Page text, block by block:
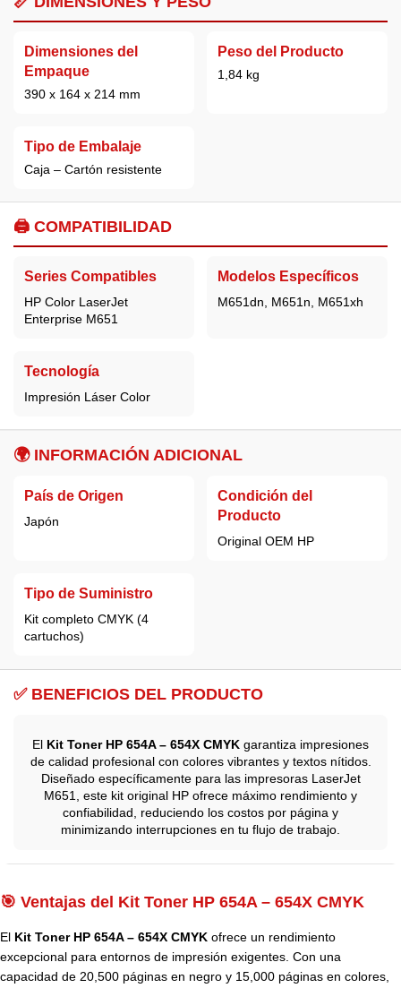
Dimensiones del
Empaque
390 x 164 x 214 mm
Peso del Producto
1,84 kg
Tipo de Embalaje
Caja – Cartón resistente
🖨️ COMPATIBILIDAD
Series Compatibles
HP Color LaserJet
Enterprise M651
Modelos Específicos
M651dn, M651n, M651xh
Tecnología
Impresión Láser Color
🌍 INFORMACIÓN ADICIONAL
País de Origen
Japón
Condición del
Producto
Original OEM HP
Tipo de Suministro
Kit completo CMYK (4
cartuchos)
✅ BENEFICIOS DEL PRODUCTO
El Kit Toner HP 654A – 654X CMYK garantiza impresiones
de calidad profesional con colores vibrantes y textos nítidos.
Diseñado específicamente para las impresoras LaserJet
M651, este kit original HP ofrece máximo rendimiento y
confiabilidad, reduciendo los costos por página y
minimizando interrupciones en tu flujo de trabajo.
🎯 Ventajas del Kit Toner HP 654A – 654X CMYK
El Kit Toner HP 654A – 654X CMYK ofrece un rendimiento
excepcional para entornos de impresión exigentes. Con una
capacidad de 20,500 páginas en negro y 15,000 páginas en colores,